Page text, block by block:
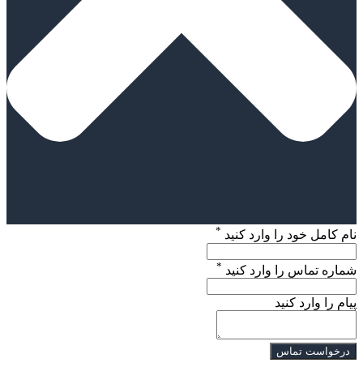
نام کامل خود را وارد کنید *
شماره تماس را وارد کنید *
پیام را وارد کنید